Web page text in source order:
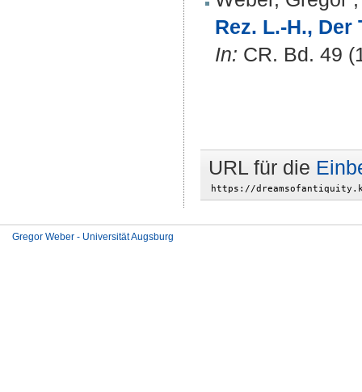
Rez. L.-H.,
In: CR. Bd. 49
URL für die
Gregor Weber - Universität Augsburg